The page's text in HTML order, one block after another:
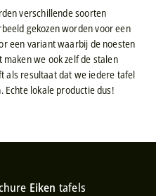
verschillende soorten
gekozen worden voor een
een variant waarbij de noesten
we ook zelf de stalen
als resultaat dat we iedere tafel
Echte lokale productie dus!
Eiken tafels